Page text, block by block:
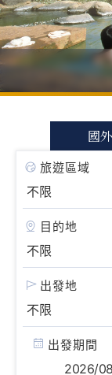
父親節．限時特
一人旅行Solo
國
旅遊區域
目的地
出發地
出發期間